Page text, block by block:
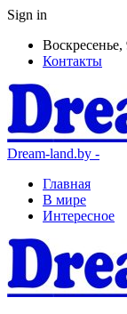
Sign in
Воскресенье,
Контакты
Dream-land.by -
Главная
В мире
Интересное